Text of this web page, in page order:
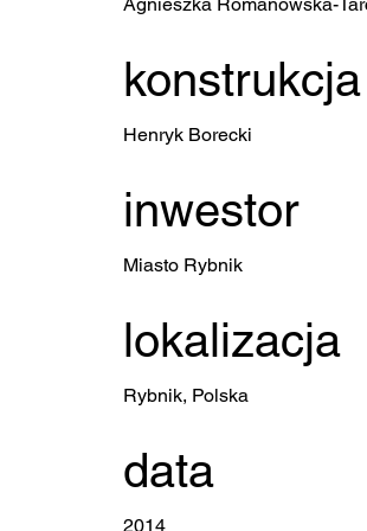
konstrukcja
Henryk Borecki
inwestor
Miasto Rybnik
lokalizacja
Rybnik, Polska
data
2014